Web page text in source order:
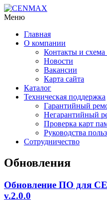
Меню
Главная
О компании
Контакты и схема
Новости
Вакансии
Карта сайта
Каталог
Техническая поддержка
Гарантийный
Негарантийный
Проверка карт
Руководства
Сотрудничество
Обновления
Обновление ПО для
v.2.0.0